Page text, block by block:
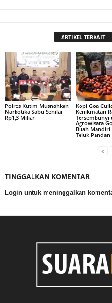
ARTIKEL TERKAIT
Polres Kutim Musnahkan
Narkotika Sabu Senilai
Rp1,3 Miliar
Kopi Goa
Kenikmatan
Tersembunyi
Agrowisata
Buah Mandiri
Teluk Pandan
TINGGALKAN KOMENTAR
Login untuk meninggalkan